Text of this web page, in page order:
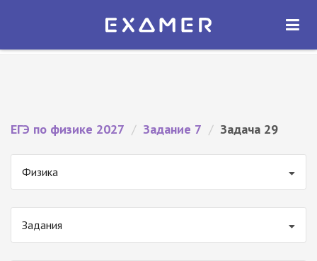
Экзамер — ЕГЭ 2027
ОТКРЫТЬ
ЕГЭ по физике 2027 / Задание 7 / Задача 29
Физика
Задания